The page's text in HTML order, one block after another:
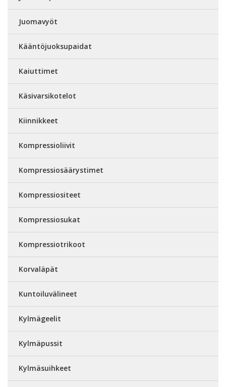
Juomavyöt
Kääntöjuoksupaidat
Kaiuttimet
Käsivarsikotelot
Kiinnikkeet
Kompressioliivit
Kompressiosäärystimet
Kompressiositeet
Kompressiosukat
Kompressiotrikoot
Korvaläpät
Kuntoiluvälineet
Kylmägeelit
Kylmäpussit
Kylmäsuihkeet